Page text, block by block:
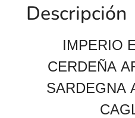
Descripción
IMPERIO
CERDEÑA
SARDEGNA